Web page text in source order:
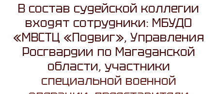
В состав судейской коллегии
входят сотрудники: МБУДО
«МВСТЦ «Подвиг», Управления
Росгвардии по Магаданской
области, участники
специальной военной